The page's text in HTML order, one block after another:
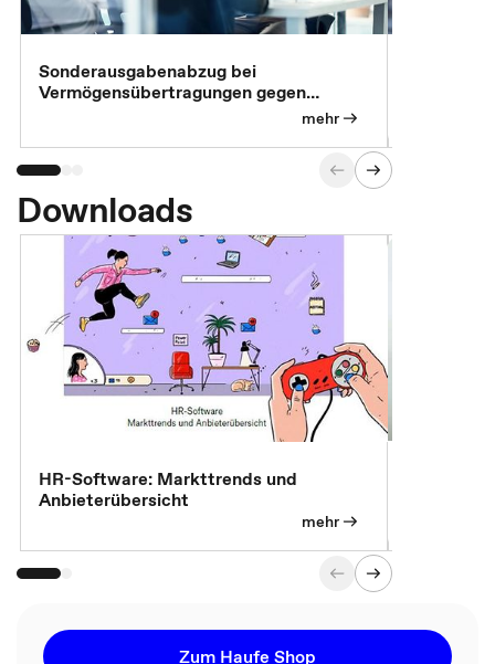
Sonderausgabenabzug bei
Vermögensübertragungen gegen
mehr
Downloads
HR-Software: Markttrends und
Anbieterübersicht
mehr
Zum Haufe Shop